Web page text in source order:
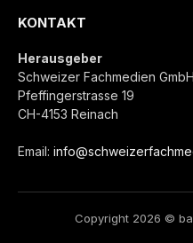
KONTAKT
Herausgeber
Schweizer Fachmedien GmbH
Pfeffingerstrasse 19
CH-4153 Reinach
Email:
Copyright 2026 ©